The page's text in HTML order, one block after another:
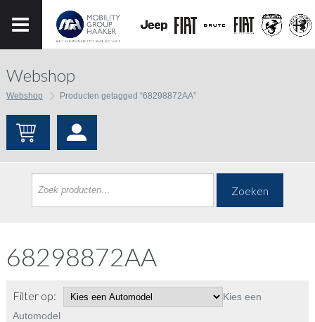
Webshop
Webshop Producten getagged “68298872AA”
Zoeken
68298872AA
Filter op:
Kies een
Automodel